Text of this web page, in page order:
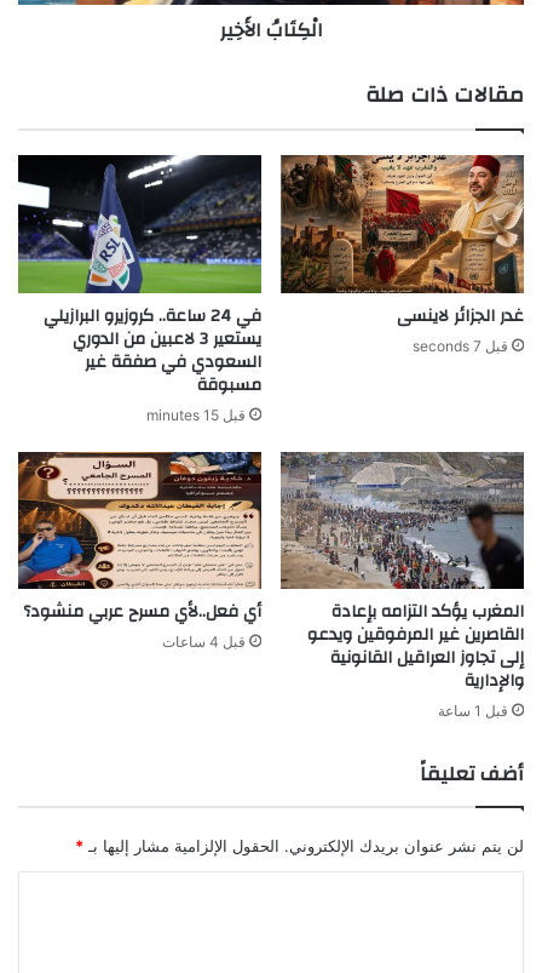
الْكِتَابُ الأَخِير
مقالات ذات صلة
غدر الجزائر لاينسى
قبل 7 seconds
في 24 ساعة.. كروزيرو البرازيلي
يستعير 3 لاعبين من الدوري
السعودي في صفقة غير
مسبوقة
قبل 15 minutes
المغرب يؤكد التزامه بإعادة
القاصرين غير المرفوقين ويدعو
إلى تجاوز العراقيل القانونية
والإدارية
قبل 1 ساعة
أي فعل..لأي مسرح عربي منشود؟
قبل 4 ساعات
أضف تعليقاً
لن يتم نشر عنوان بريدك الإلكتروني. الحقول الإلزامية مشار إليها بـ *